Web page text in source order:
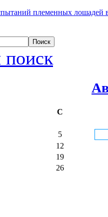
племенных лошадей
С
5
12
19
26